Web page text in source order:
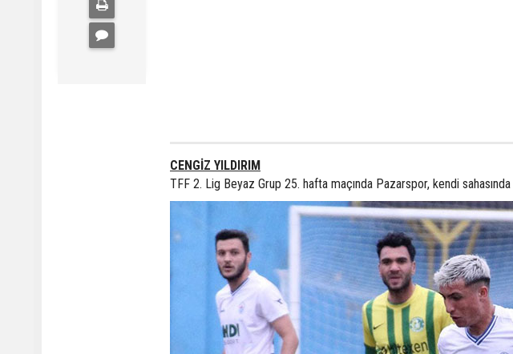
CENGİZ YILDIRIM
TFF 2. Lig Beyaz Grup 25. hafta maçında Pazarspor, kendi